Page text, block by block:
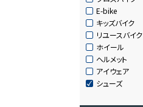
E-bike
キッズバイク
リユースバイク
ホイール
ヘルメット
アイウェア
シューズ